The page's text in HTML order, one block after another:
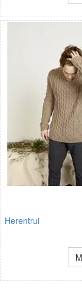
Herentrui